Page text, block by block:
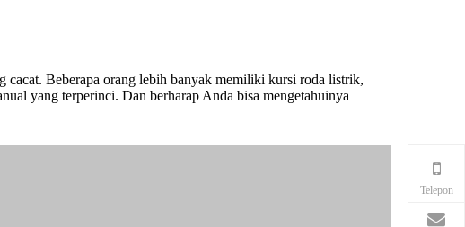
cacat. Beberapa orang lebih banyak memiliki kursi roda listrik,
yang terperinci. Dan berharap Anda bisa mengetahuinya
Telepon